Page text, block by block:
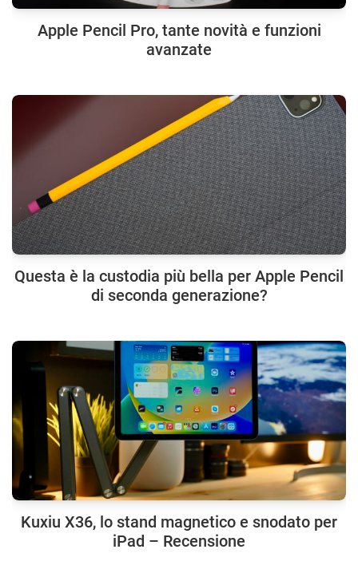
Apple Pencil Pro, tante novità e funzioni
avanzate
Questa è la custodia più bella per Apple Pencil
di seconda generazione?
Kuxiu X36, lo stand magnetico e snodato per
iPad – Recensione